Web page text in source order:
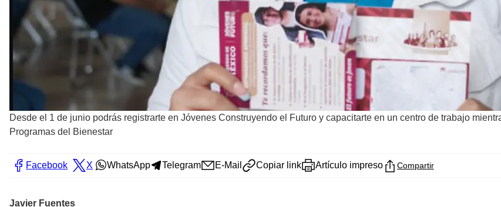
Desde el 1 de junio podrás registrarte en Jóvenes Construyendo el Futuro y capacitarte en un centro de trabajo
Programas del Bienestar
Facebook X WhatsApp Telegram E-Mail Copiar link Artículo impreso Compartir
Javier Fuentes